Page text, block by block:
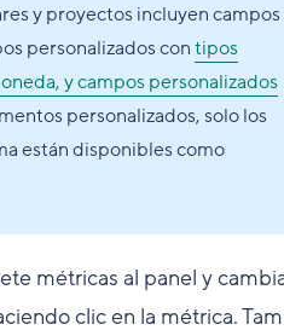
y proyectos incluyen campos
personalizados contipos
y campos personalizados
personalizados, solo los
están disponibles como
métricas al panel y
clic en la métrica.